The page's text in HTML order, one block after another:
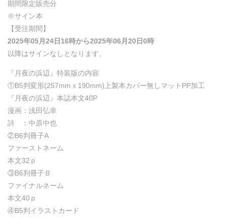
期間限定販売分
※サイン本
【受注期間】
2025年05月24日16時から2025年06月20日0時
以降はサインなしとなります。
『月夜の浜辺』特装版の内容
①B5判変形(257mmｘ190mm)上製本カバー無しマットPP加工
『月夜の浜辺』本誌本文40P
漫画：浅田弘幸
詩 ：中原中也
②B6判冊子A
ファーストネーム
本文32ｐ
③B6判冊子Ｂ
ファイナルネーム
本文40ｐ
④B5判イラストカード